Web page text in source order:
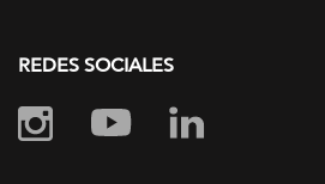
REDES SOCIALES